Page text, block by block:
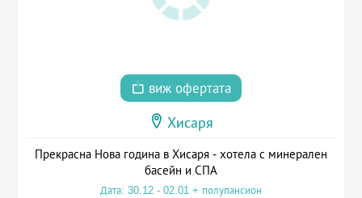
виж офертата
Хисаря
Прекрасна Нова година в Хисаря - хотела с минерален
басейн и СПА
Дата: 30.12 - 02.01 + полупансион